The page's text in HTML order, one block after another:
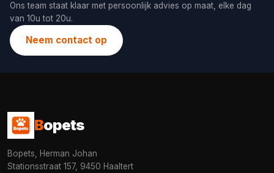
Ons team staat klaar met persoonlijk advies op maat, elke dag
van 10u tot 20u.
Neem contact op
Bopets
Bopets, Herman Johan
Stationsstraat 157, 9450 Haaltert